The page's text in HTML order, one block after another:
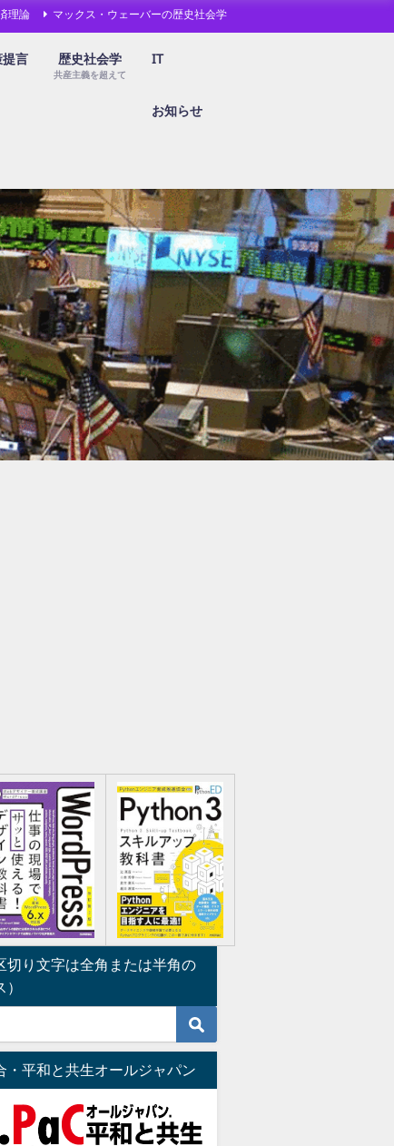
理論 マックス・ウェーバーの歴史社会学
言 歴史社会学
共産主義を超えて
IT
お知らせ
切り文字は全角または半角の
・平和と共生オールジャパン